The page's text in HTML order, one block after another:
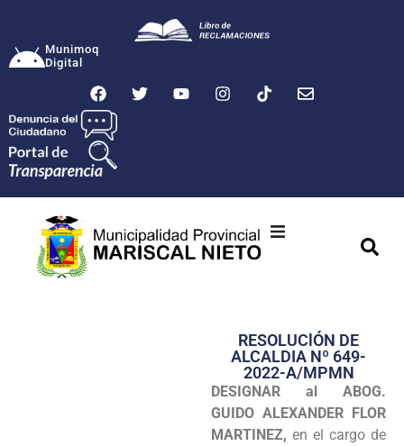
Munimoq
Digital
Transparencia
Seguridad
Programas
RESOLUClÓN DE
ALCALDIA Nº 649-
2022-A/MPMN
DESIGNAR al ABOG.
GUIDO ALEXANDER FLOR
MARTINEZ, en el cargo de